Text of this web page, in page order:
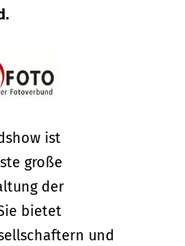
ist
große
der
bietet
und